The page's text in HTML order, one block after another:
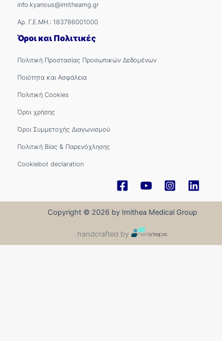
info.kyanous@imitheamg.gr
Αρ. Γ.Ε.ΜΗ.: 183786001000
Όροι και Πολιτικές
Πολιτική Προστασίας Προσωπικών Δεδομένων
Ποιότητα και Ασφάλεια
Πολιτική Cookies
Όροι χρήσης
Όροι Συμμετοχής Διαγωνισμού
Πολιτική Βίας & Παρενόχλησης
Cookiebot declaration
Copyright © 2026 by Imithea Medical Group
handcrafted by